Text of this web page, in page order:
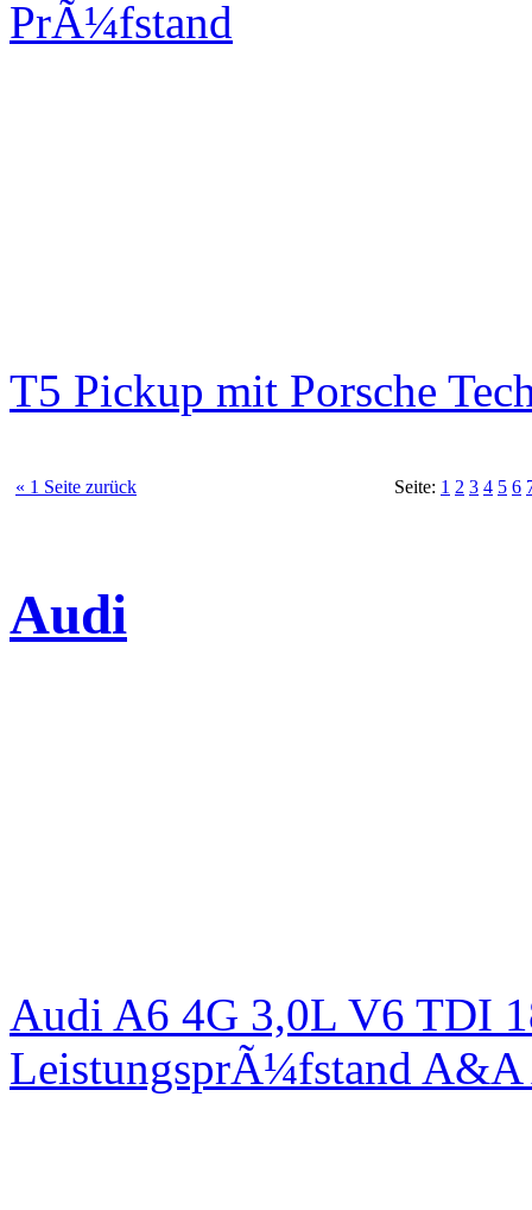
PrÃ¼fstand
T5 Pickup mit Porsche
« 1 Seite zurück Seite: 1 2 3 4 5 6
Audi
Audi A6 4G 3,0L V6 TDI
LeistungsprÃ¼fstand